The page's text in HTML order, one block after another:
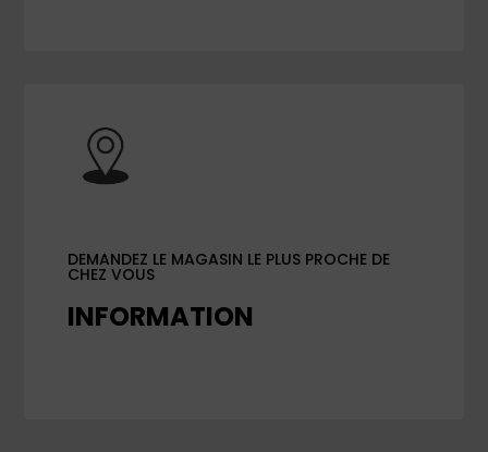
DEMANDEZ LE MAGASIN LE PLUS PROCHE DE
CHEZ VOUS
INFORMATION